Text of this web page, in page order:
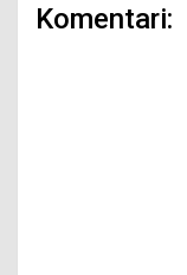
Komentari: